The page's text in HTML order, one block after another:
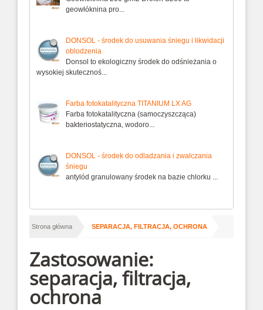
geowłóknina pro...
DONSOL - środek do usuwania śniegu i likwidacji
oblodzenia
Donsol to ekologiczny środek do odśnieżania o
wysokiej skutecznoś...
Farba fotokatalityczna TITANIUM LX AG
Farba fotokatalityczna (samoczyszcząca)
bakteriostatyczna, wodoro...
DONSOL - środek do odladzania i zwalczania
śniegu
antylód granulowany środek na bazie chlorku ...
Strona główna SEPARACJA, FILTRACJA, OCHRONA
Zastosowanie:
separacja, filtracja,
ochrona